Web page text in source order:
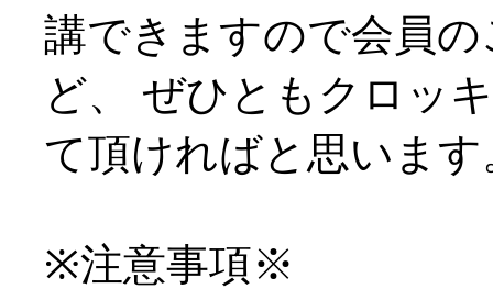
講できますので会員
ど、 ぜひともクロッ
て頂ければと思います
※注意事項※